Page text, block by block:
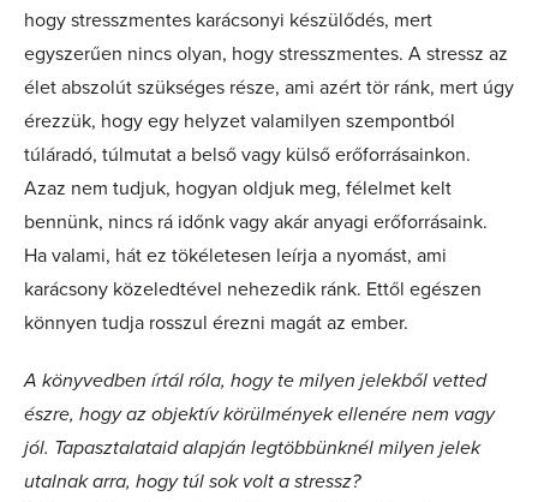
hogy stresszmentes karácsonyi készülődés, mert
egyszerűen nincs olyan, hogy stresszmentes. A stressz az
élet abszolút szükséges része, ami azért tör ránk, mert úgy
érezzük, hogy egy helyzet valamilyen szempontból
túláradó, túlmutat a belső vagy külső erőforrásainkon.
Azaz nem tudjuk, hogyan oldjuk meg, félelmet kelt
bennünk, nincs rá időnk vagy akár anyagi erőforrásaink.
Ha valami, hát ez tökéletesen leírja a nyomást, ami
karácsony közeledtével nehezedik ránk. Ettől egészen
könnyen tudja rosszul érezni magát az ember.
A könyvedben írtál róla, hogy te milyen jelekből vetted
észre, hogy az objektív körülmények ellenére nem vagy
jól. Tapasztalataid alapján legtöbbünknél milyen jelek
utalnak arra, hogy túl sok volt a stressz?